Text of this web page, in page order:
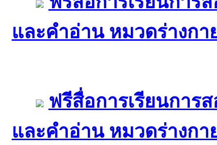
และคำอ่าน หมวดร่างกา
ฟรีสื่อการเรียนการ
และคำอ่าน หมวดร่างกา